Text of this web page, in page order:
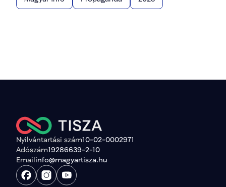
Nyilvántartási szám10-02-0002971
Adószám19286639-2-10
Emailinfo@magyartisza.hu